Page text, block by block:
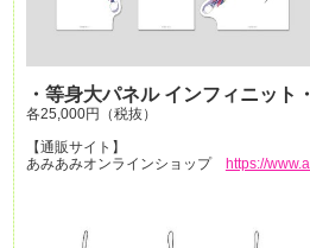
・等身大パネル インフィニット
各25,000円（税抜）
【通販サイト】
あみあみオンラインショップ
https://